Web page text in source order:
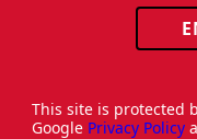
This site is protected
Google Privacy Policy